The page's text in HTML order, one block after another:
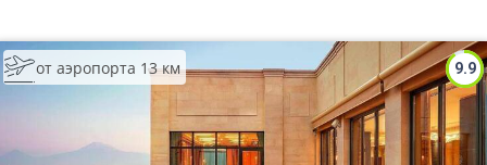
9.9
от аэропорта 13 км